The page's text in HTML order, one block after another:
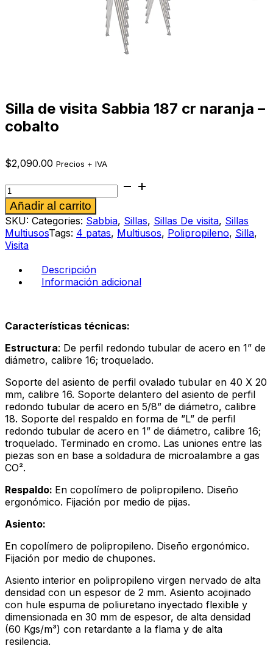
Silla de visita Sabbia 187 cr naranja –
cobalto
$2,090.00 Precios + IVA
Silla
de
visita
Sabbia
187
cr
naranja
cobalto
cantidad
Añadir al carrito
SKU: Categories: Sabbia, Sillas, Sillas De visita, Sillas
MultiusosTags: 4 patas, Multiusos, Polipropileno, Silla,
Visita
Descripción
Información adicional
Características técnicas:
Estructura: De perfil redondo tubular de acero en 1” de
diámetro, calibre 16; troquelado.
Soporte del asiento de perfil ovalado tubular en 40 X 20
mm, calibre 16. Soporte delantero del asiento de perfil
redondo tubular de acero en 5/8” de diámetro, calibre
18. Soporte del respaldo en forma de ”L” de perfil
redondo tubular de acero en 1” de diámetro, calibre 16;
troquelado. Terminado en cromo. Las uniones entre las
piezas son en base a soldadura de microalambre a gas
CO².
Respaldo: En copolímero de polipropileno. Diseño
ergonómico. Fijación por medio de pijas.
Asiento:
En copolímero de polipropileno. Diseño ergonómico.
Fijación por medio de chupones.
Asiento interior en polipropileno virgen nervado de alta
densidad con un espesor de 2 mm. Asiento acojinado
con hule espuma de poliuretano inyectado flexible y
dimensionada en 30 mm de espesor, de alta densidad
(60 Kgs/m³) con retardante a la flama y de alta
resilencia.